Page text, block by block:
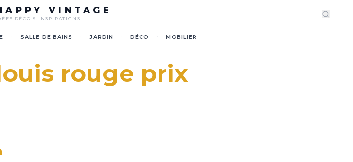
VINTAGE
DÉCO & INSPIRATIONS
SALLE DE BAINS JARDIN DÉCO MOBILIER
rouge prix